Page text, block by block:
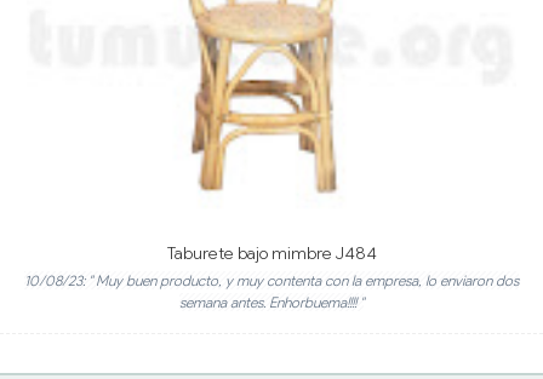
Taburete bajo mimbre J484
10/08/23: " Muy buen producto, y muy contenta con la empresa, lo enviaron dos
semana antes. Enhorbuema!!!! "